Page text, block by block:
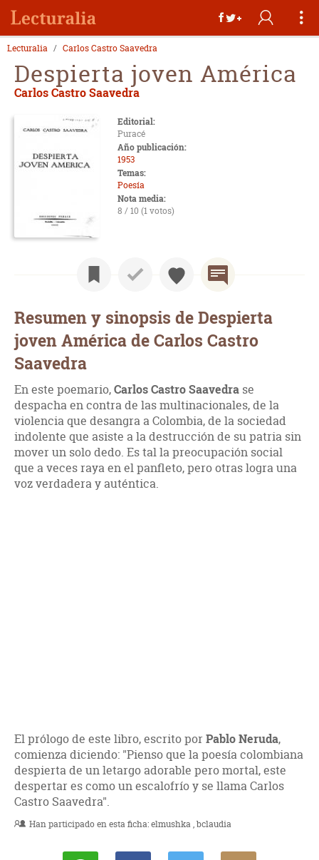
Lecturalia Carlos Castro Saavedra
Despierta joven América
Carlos Castro Saavedra
Editorial:
Puracé
Año publicación:
1953
Temas:
Poesía
Nota media:
8 / 10 (1 votos)
Resumen y sinopsis de Despierta
joven América de Carlos Castro
Saavedra
En este poemario,Carlos Castro Saavedra se
despacha en contra de las multinacionales, de la
violencia que desangra a Colombia, de la sociedad
indolente que asiste a la destrucción de su patria sin
mover un solo dedo. Es tal la preocupación social
que a veces raya en el panfleto, pero otras logra una
voz verdadera y auténtica.
El prólogo de este libro, escrito por Pablo Neruda,
comienza diciendo: "Pienso que la poesía colombiana
despierta de un letargo adorable pero mortal, este
despertar es como un escalofrío y se llama Carlos
Castro Saavedra".
Han participado en esta ficha:elmushka bclaudia